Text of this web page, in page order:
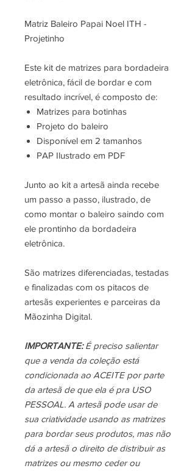
Matriz Baleiro Papai Noel ITH -
Projetinho
Este kit de matrizes para bordadeira
eletrônica, fácil de bordar e com
resultado incrível, é composto de:
Matrizes para botinhas
Projeto do baleiro
Disponível em 2 tamanhos
PAP Ilustrado em PDF
Junto ao kit a artesã ainda recebe
um passo a passo, ilustrado, de
como montar o baleiro saindo com
ele prontinho da bordadeira
eletrônica.
São matrizes diferenciadas, testadas
e finalizadas com os pitacos de
artesãs experientes e parceiras da
Mãozinha Digital.
IMPORTANTE: É preciso salientar
que a venda da coleção está
condicionada ao ACEITE por parte
da artesã de que ela é pra USO
PESSOAL. A artesã pode usar de
sua criatividade usando as matrizes
para bordar seus produtos, mas não
dá a artesã o direito de distribuir as
matrizes ou mesmo ceder ou